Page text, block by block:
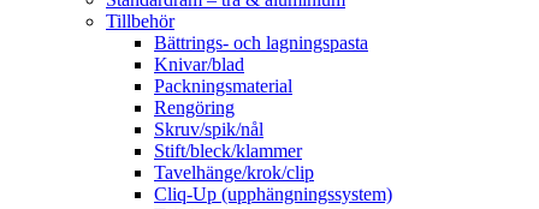
Tillbehör
Bättrings- och lagningspasta
Knivar/blad
Packningsmaterial
Rengöring
Skruv/spik/nål
Stift/bleck/klammer
Tavelhänge/krok/clip
Cliq-Up (upphängningssystem)